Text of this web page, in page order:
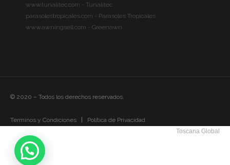
www.tunalitec.com - Tunalitec
parasolestropicales.com - Parasoles Tropicales
www.awningsell.com - Greenawn
© 2020 – Todos los derechos reservados.
Terminos y Condiciones
Política de Privacidad
Toscana Global